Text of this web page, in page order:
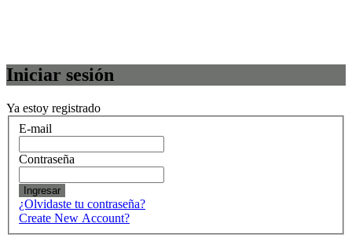
Iniciar sesión
Ya estoy registrado
E-mail
Contraseña
Ingresar
¿Olvidaste tu contraseña?
Create New Account?